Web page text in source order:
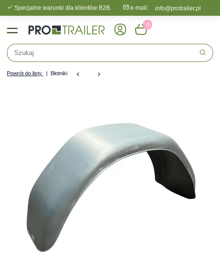
Specjalne warunki dla klientów B2B. e-mail: info@protrailer.pl
0
Powrót do listy Błotniki